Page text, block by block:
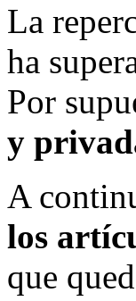
La
ha
Por
y
A
los
que